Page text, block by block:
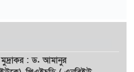
মুদ্রাকর: ড. আমানুর